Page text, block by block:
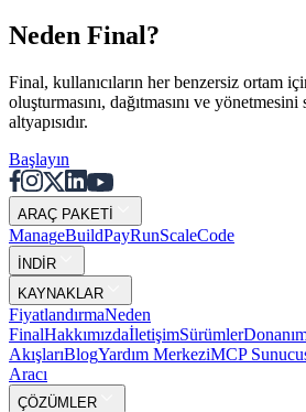
Neden Final?
Final, kullanıcıların her benzersiz ortam
oluşturmasını, dağıtmasını ve
altyapısıdır.
Başlayın
ARAÇ PAKETİ
ManageBuildPayRunScaleCode
İNDİR
KAYNAKLAR
FiyatlandırmaNeden
FinalHakkımızdaİletişimSürümler
AkışlarıBlogYardım MerkeziMCP
Aracı
ÇÖZÜMLER